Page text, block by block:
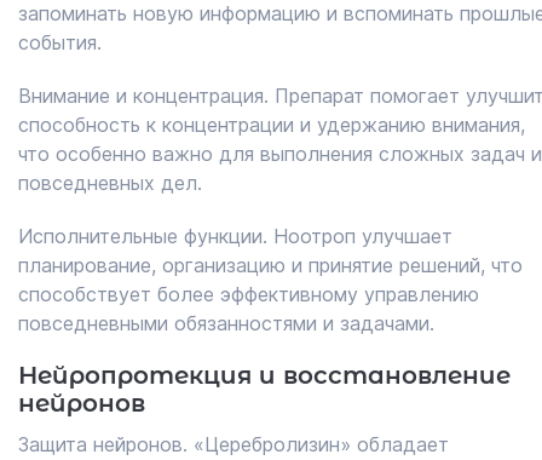
запоминать новую информацию и вспоминать
события.
Внимание и концентрация. Препарат помогает
способность к концентрации и удержанию внимания,
что особенно важно для выполнения сложных задач и
повседневных дел.
Исполнительные функции. Ноотроп улучшает
планирование, организацию и принятие решений, что
способствует более эффективному управлению
повседневными обязанностями и задачами.
Нейропротекция и восстановление
нейронов
Защита нейронов. «Церебролизин» обладает